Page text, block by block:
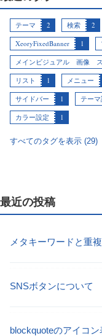
テーマ 2 検索 2
XeoryFixedBanner
1
メインビジュアル 画像
リスト
1 メニュー
サイドバー
1 テーマ
カラー設定
1
すべてのタグを表示 (29)
最近の投稿
メタキーワードと重
SNSボタンについて
blockquoteのアイコ